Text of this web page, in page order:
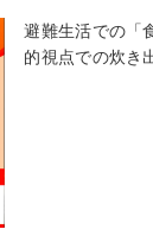
避難生活での「
的視点での炊き